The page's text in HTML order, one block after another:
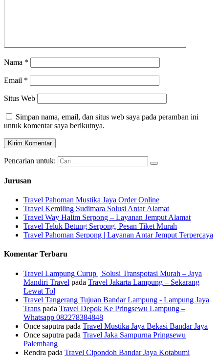
Nama *
Email *
Situs Web
Simpan nama, email, dan situs web saya pada peramban ini
untuk komentar saya berikutnya.
Pencarian untuk:
Jurusan
Travel Pahoman Mustika Jaya Order Online
Travel Kemiling Sudimara Solusi Antar Alamat
Travel Way Halim Serpong – Layanan Jemput Alamat
Travel Teluk Betung Serpong, Pesan Tiket Murah
Travel Pahoman Serpong | Layanan Antar Jemput Terpercaya
Komentar Terbaru
Travel Lampung Curup | Solusi Transpotasi Murah – Jaya
Mandiri Travel pada Travel Jakarta Lampung – Sekarang
Lewat Tol
Travel Tangerang Tujuan Bandar Lampung - Lampung Jaya
Trans pada Travel Depok Ke Pringsewu Lampung –
Whatsapp 082278384848
Once saputra pada Travel Mustika Jaya Bekasi Bandar Jaya
Once saputra pada Travel Jaka Sampurna Pringsewu
Palembang
Rendra pada Travel Cipondoh Bandar Jaya Kotabumi